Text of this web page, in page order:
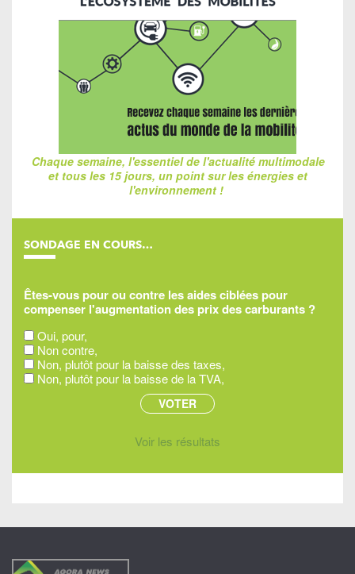
Chaque semaine, l'essentiel de l'actualité multimodale
et tous les 15 jours, un point sur les énergies et
l'environnement !
SONDAGE EN COURS…
Êtes-vous pour ou contre les aides ciblées pour
compenser l'augmentation des prix des carburants ?
Oui, pour,
Non contre,
Non, plutôt pour la baisse des taxes,
Non, plutôt pour la baisse de la TVA,
Voir les résultats